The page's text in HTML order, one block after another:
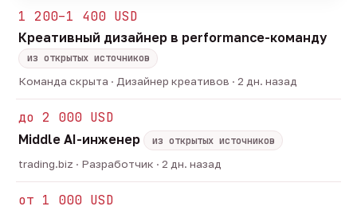
1 200–1 400 USD
Креативный дизайнер в performance-команду
из открытых источников
Команда скрыта · Дизайнер креативов · 2 дн. назад
до 2 000 USD
Middle AI-инженер
из открытых источников
trading.biz · Разработчик · 2 дн. назад
от 1 000 USD